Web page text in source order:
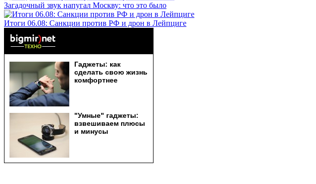
Загадочный звук напугал Москву: что это было
Итоги 06.08: Санкции против РФ и дрон в Лейпциге